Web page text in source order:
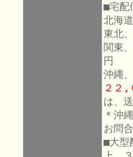
■宅配
北海
東北
関東
円
沖縄
２２,
は、
＊沖
お問
■大型